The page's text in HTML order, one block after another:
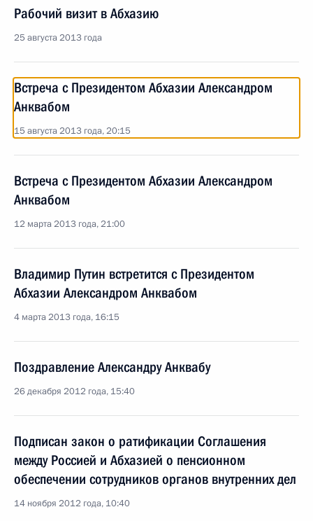
Рабочий визит в Абхазию
25 августа 2013 года
Встреча с Президентом Абхазии Александром
Анквабом
15 августа 2013 года, 20:15
Встреча с Президентом Абхазии Александром
Анквабом
12 марта 2013 года, 21:00
Владимир Путин встретится с Президентом
Абхазии Александром Анквабом
4 марта 2013 года, 16:15
Поздравление Александру Анквабу
26 декабря 2012 года, 15:40
Подписан закон о ратификации Соглашения
между Россией и Абхазией о пенсионном
обеспечении сотрудников органов внутренних дел
14 ноября 2012 года, 10:40